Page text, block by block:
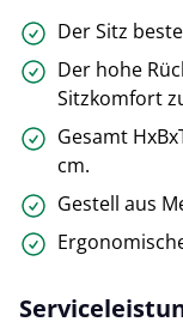
Der Sitz
Der hohe
Sitzkomfort
Gesamt
cm.
Gestell aus